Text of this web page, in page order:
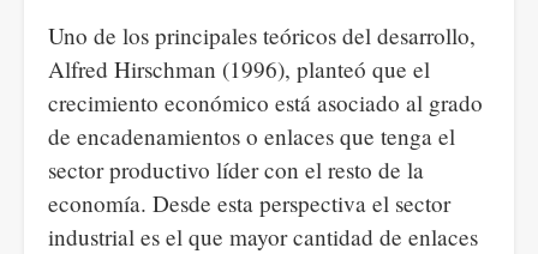
Uno de los principales teóricos del desarrollo,
Alfred Hirschman (1996), planteó que el
crecimiento económico está asociado al grado
de encadenamientos o enlaces que tenga el
sector productivo líder con el resto de la
economía. Desde esta perspectiva el sector
industrial es el que mayor cantidad de enlaces